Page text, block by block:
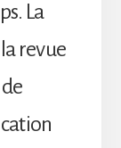
La
revue